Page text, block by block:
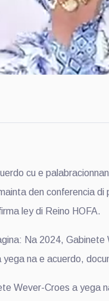
cu e
den conferencia
ley di Reino HOFA.
Na 2024,
na e acuerdo,
Wever-Croes a yega